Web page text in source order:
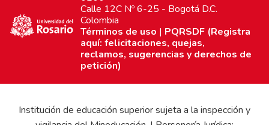
Calle 12C Nº 6-25 - Bogotá D.C.
Colombia
Términos de uso | PQRSDF (Registra
aquí: felicitaciones, quejas,
reclamos, sugerencias y derechos de
petición)
Institución de educación superior sujeta a la inspección y